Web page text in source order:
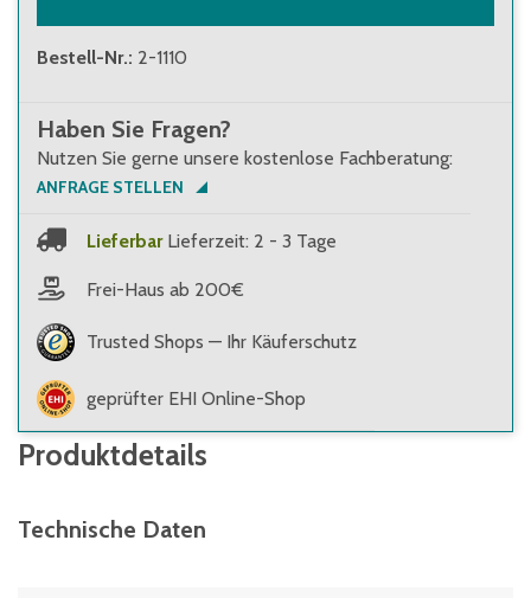
Bestell-Nr.: 2-1110
Haben Sie Fragen?
Nutzen Sie gerne unsere kostenlose Fachberatung:
ANFRAGE STELLEN
Lieferbar Lieferzeit: 2 - 3 Tage
Frei-Haus ab 200€
Trusted Shops — Ihr Käuferschutz
geprüfter EHI Online-Shop
Produktdetails
Technische Daten